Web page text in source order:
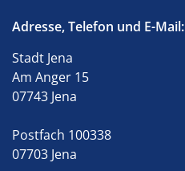
Adresse, Telefon und E-Mail:
Stadt Jena
Am Anger 15
07743 Jena
Postfach 100338
07703 Jena